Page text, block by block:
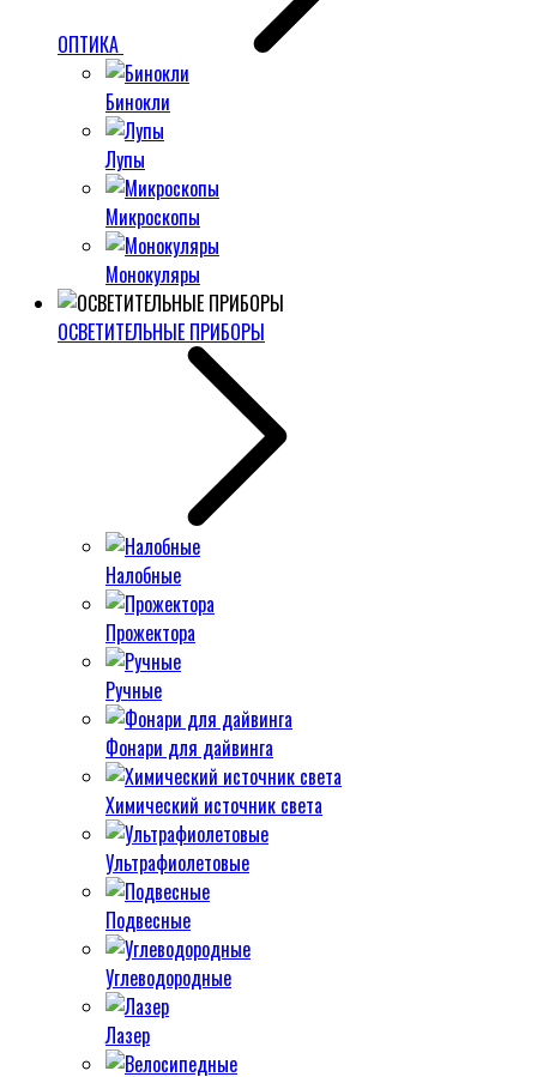
ОПТИКА
Бинокли
Лупы
Микроскопы
Монокуляры
ОСВЕТИТЕЛЬНЫЕ ПРИБОРЫ
Налобные
Прожектора
Ручные
Фонари для дайвинга
Химический источник света
Ультрафиолетовые
Подвесные
Углеводородные
Лазер